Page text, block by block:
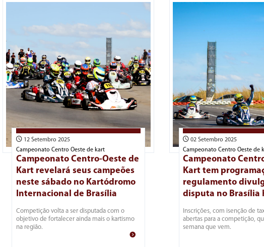
12 Setembro 2025
Campeonato Centro Oeste de kart
Campeonato Centro-Oeste de
Kart revelará seus campeões
neste sábado no Kartódromo
Internacional de Brasília
Competição volta a ser disputada com o
objetivo de fortalecer ainda mais o kartismo
na região.
02 Setembro 2025
Campeonato Centro Oeste de
Campeonato
Kart tem
regulamento
disputa no Brasília
Inscrições, com isenção de
abertas para a competição,
semana que vem.